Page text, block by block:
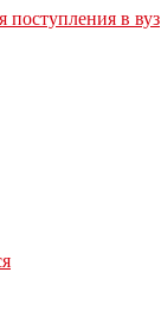
в вуз